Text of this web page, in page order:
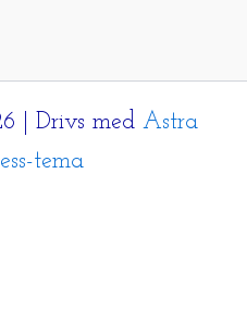
| Drivs med Astra
tema